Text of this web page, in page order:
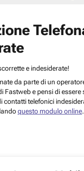
e indesiderate!
da parte di un
Fastweb e pensi di essere
contatti telefonici
questo modulo online.